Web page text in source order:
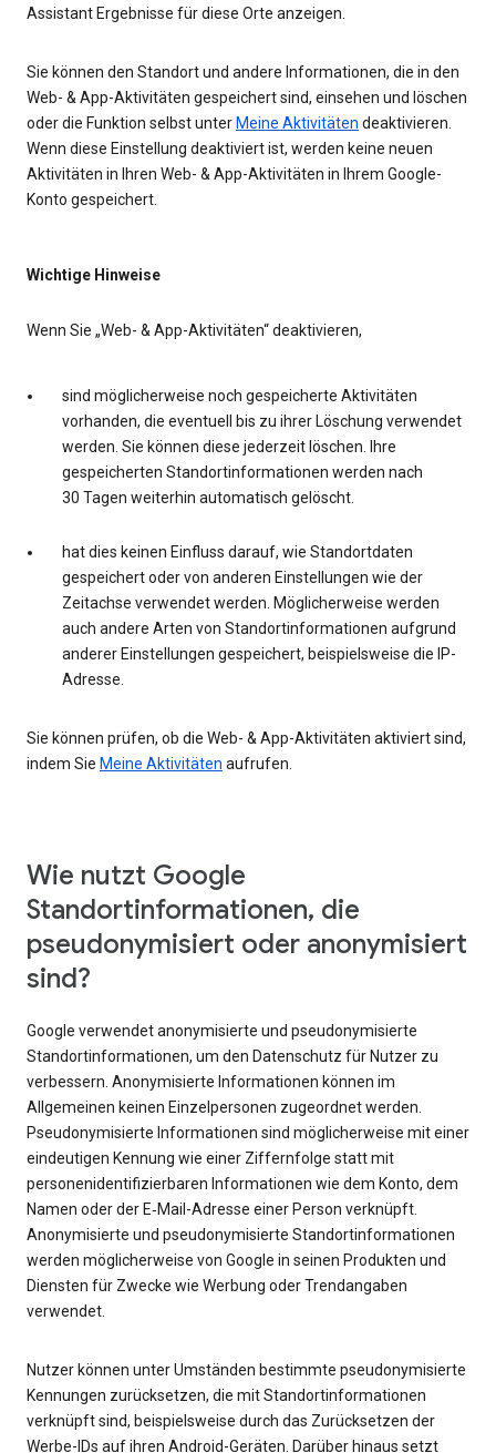
Assistant Ergebnisse für diese Orte anzeigen.
Sie können den Standort und andere Informationen, die in den
Web- & App-Aktivitäten gespeichert sind, einsehen und löschen
oder die Funktion selbst unter Meine Aktivitäten deaktivieren.
Wenn diese Einstellung deaktiviert ist, werden keine neuen
Aktivitäten in Ihren Web- & App-Aktivitäten in Ihrem Google-
Konto gespeichert.
Wichtige Hinweise
Wenn Sie „Web- & App-Aktivitäten“ deaktivieren,
sind möglicherweise noch gespeicherte Aktivitäten
vorhanden, die eventuell bis zu ihrer Löschung verwendet
werden. Sie können diese jederzeit löschen. Ihre
gespeicherten Standortinformationen werden nach
30 Tagen weiterhin automatisch gelöscht.
hat dies keinen Einfluss darauf, wie Standortdaten
gespeichert oder von anderen Einstellungen wie der
Zeitachse verwendet werden. Möglicherweise werden
auch andere Arten von Standortinformationen aufgrund
anderer Einstellungen gespeichert, beispielsweise die IP-
Adresse.
Sie können prüfen, ob die Web- & App-Aktivitäten aktiviert sind,
indem Sie Meine Aktivitäten aufrufen.
Wie nutzt Google
Standortinformationen, die
pseudonymisiert oder anonymisiert
sind?
Google verwendet anonymisierte und pseudonymisierte
Standortinformationen, um den Datenschutz für Nutzer zu
verbessern. Anonymisierte Informationen können im
Allgemeinen keinen Einzelpersonen zugeordnet werden.
Pseudonymisierte Informationen sind möglicherweise mit einer
eindeutigen Kennung wie einer Ziffernfolge statt mit
personenidentifizierbaren Informationen wie dem Konto, dem
Namen oder der E‑Mail-Adresse einer Person verknüpft.
Anonymisierte und pseudonymisierte Standortinformationen
werden möglicherweise von Google in seinen Produkten und
Diensten für Zwecke wie Werbung oder Trendangaben
verwendet.
Nutzer können unter Umständen bestimmte pseudonymisierte
Kennungen zurücksetzen, die mit Standortinformationen
verknüpft sind, beispielsweise durch das Zurücksetzen der
Werbe-IDs auf ihren Android-Geräten. Darüber hinaus setzt